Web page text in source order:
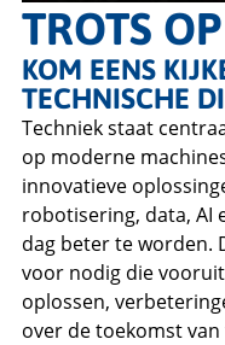
TROTS
KOM EENS
TECHNISCHE
Techniek staat
op moderne
innovatieve
robotisering, data, AI
dag beter te worden.
voor nodig die
oplossen,
over de toekomst van